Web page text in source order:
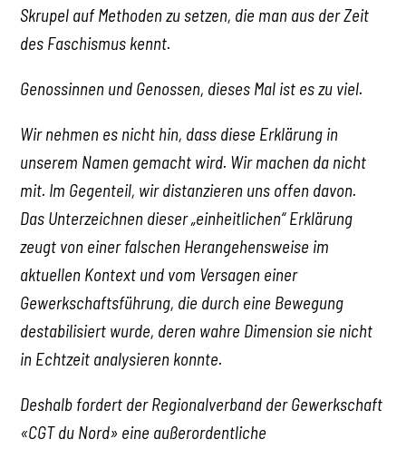
Skrupel auf Methoden zu setzen, die man aus der Zeit
des Faschismus kennt.
Genossinnen und Genossen, dieses Mal ist es zu viel.
Wir nehmen es nicht hin, dass diese Erklärung in
unserem Namen gemacht wird. Wir machen da nicht
mit. Im Gegenteil, wir distanzieren uns offen davon.
Das Unterzeichnen dieser „einheitlichen“ Erklärung
zeugt von einer falschen Herangehensweise im
aktuellen Kontext und vom Versagen einer
Gewerkschaftsführung, die durch eine Bewegung
destabilisiert wurde, deren wahre Dimension sie nicht
in Echtzeit analysieren konnte.
Deshalb fordert der Regionalverband der Gewerkschaft
«CGT du Nord» eine außerordentliche